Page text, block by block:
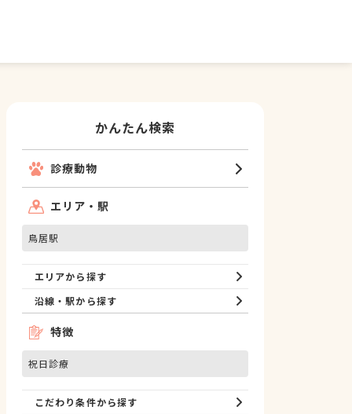
かんたん検索
診療動物
エリア・駅
鳥居駅
エリアから探す
沿線・駅から探す
特徴
祝日診療
こだわり条件から探す